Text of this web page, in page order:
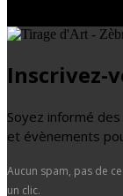
Inscrivez-
Soyez informé
et évènements
Aucun spam, pas de
un clic.